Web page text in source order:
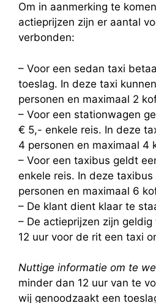
Om in aanmerking te
actieprijzen zijn er aantal
verbonden:
– Voor een sedan taxi
toeslag. In deze taxi
personen en maximaal 2
– Voor een stationwagen
€ 5,- enkele reis. In deze
4 personen en maximaal 4
– Voor een taxibus geldt
enkele reis. In deze
personen en maximaal 6
– De klant dient klaar te
– De actieprijzen zijn
12 uur voor de rit een taxi
Nuttige informatie om te
minder dan 12 uur van te
wij genoodzaakt een